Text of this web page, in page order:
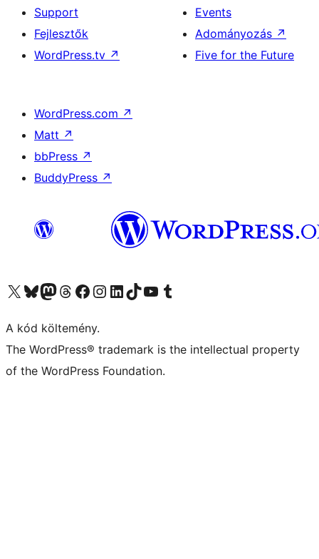
Support
Fejlesztők
WordPress.tv ↗
Events
Adományozás ↗
Five for the Future
WordPress.com ↗
Matt ↗
bbPress ↗
BuddyPress ↗
Visit our X (formerly Twitter) account
Visit our Bluesky account
Twitter csatornánk
Visit our Threads account
Facebook oldalunk megtekintése
Visit our Instagram account
Visit our LinkedIn account
Visit our TikTok account
Visit our YouTube channel
Visit our Tumblr account
A kód költemény.
The WordPress® trademark is the intellectual property
of the WordPress Foundation.